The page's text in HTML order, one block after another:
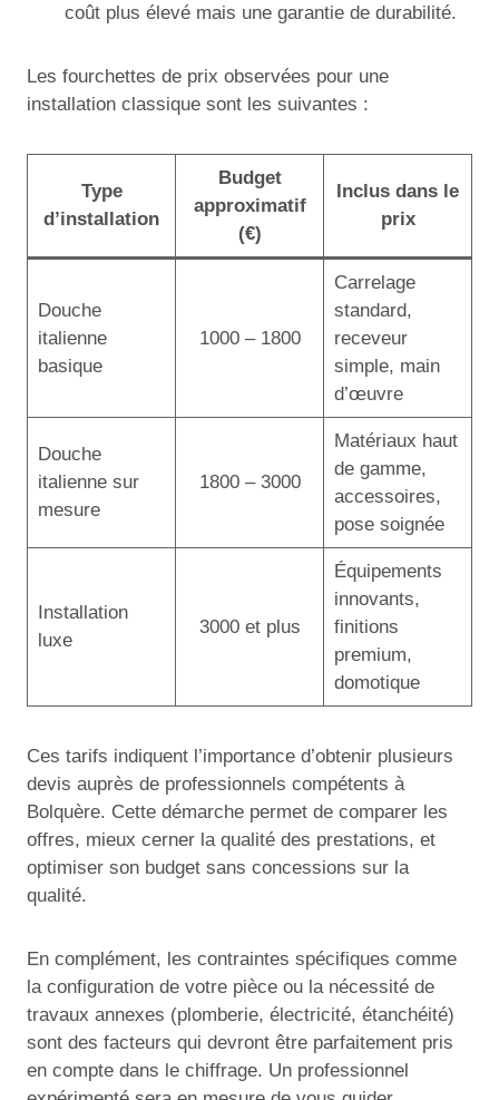
coût plus élevé mais une garantie de durabilité.
Les fourchettes de prix observées pour une
installation classique sont les suivantes :
Type
d’installation
Budget
approximatif
(€)
Inclus dans le
prix
Douche
italienne
basique
1000 – 1800
Carrelage
standard,
receveur
simple, main
d’œuvre
Douche
italienne sur
mesure
1800 – 3000
Matériaux haut
de gamme,
accessoires,
pose soignée
Installation
luxe
3000 et plus
Équipements
innovants,
finitions
premium,
domotique
Ces tarifs indiquent l’importance d’obtenir plusieurs
devis auprès de professionnels compétents à
Bolquère. Cette démarche permet de comparer les
offres, mieux cerner la qualité des prestations, et
optimiser son budget sans concessions sur la
qualité.
En complément, les contraintes spécifiques comme
la configuration de votre pièce ou la nécessité de
travaux annexes (plomberie, électricité, étanchéité)
sont des facteurs qui devront être parfaitement pris
en compte dans le chiffrage. Un professionnel